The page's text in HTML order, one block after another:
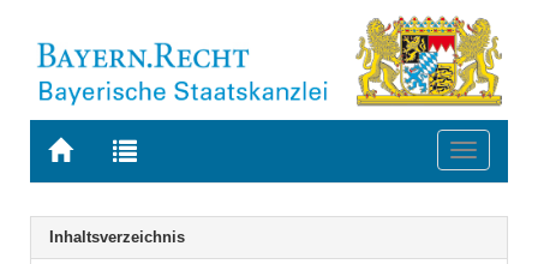
Zur
BAYERN.RECHT
Zur
letzten
Suche
Toggle
Navigation
Inhaltsverzeichnis